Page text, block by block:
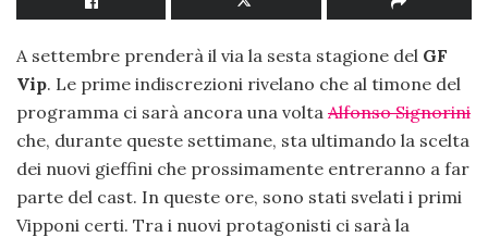
A settembre prenderà il via la sesta stagione del GF
Vip. Le prime indiscrezioni rivelano che al timone del
programma ci sarà ancora una volta Alfonso Signorini
che, durante queste settimane, sta ultimando la scelta
dei nuovi gieffini che prossimamente entreranno a far
parte del cast. In queste ore, sono stati svelati i primi
Vipponi certi. Tra i nuovi protagonisti ci sarà la